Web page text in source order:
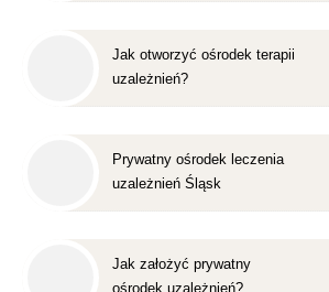
Jak otworzyć ośrodek terapii
uzależnień?
Prywatny ośrodek leczenia
uzależnień Śląsk
Jak założyć prywatny
ośrodek uzależnień?